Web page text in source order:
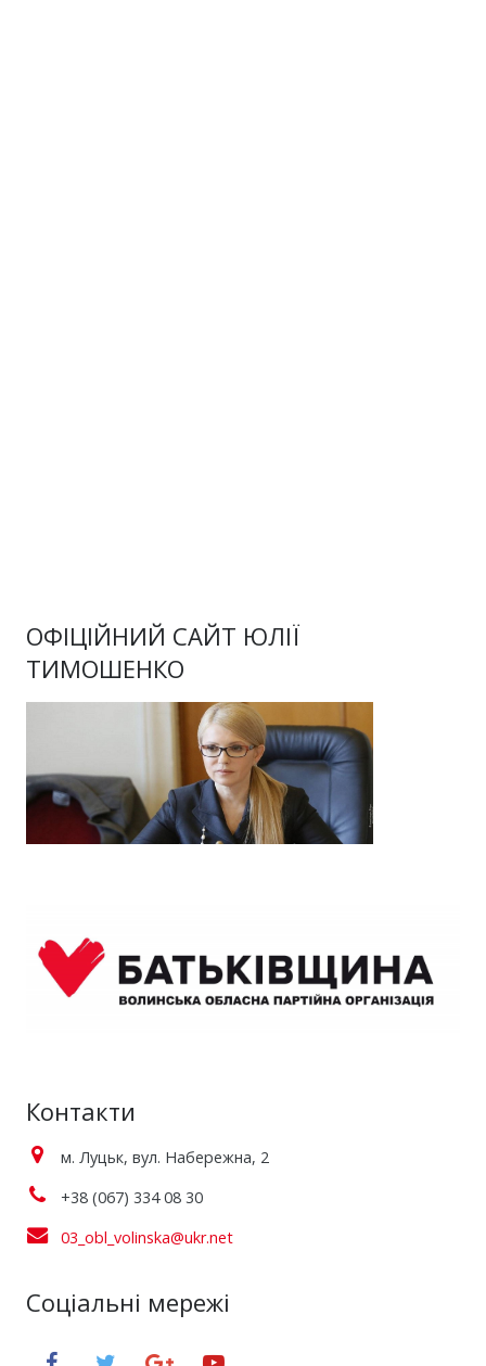
ОФІЦІЙНИЙ САЙТ ЮЛІЇ
ТИМОШЕНКО
Контакти
м. Луцьк, вул. Набережна, 2
+38 (067) 334 08 30
03_obl_volinska@ukr.net
Соціальні мережі